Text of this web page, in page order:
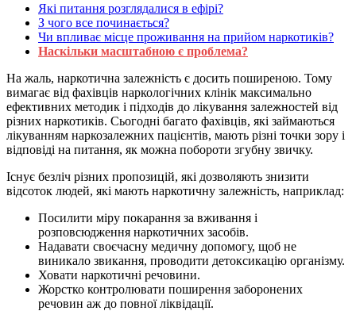
Які питання розглядалися в ефірі?
З чого все починається?
Чи впливає місце проживання на прийом наркотиків?
Наскільки масштабною є проблема?
На жаль, наркотична залежність є досить поширеною. Тому
вимагає від фахівців наркологічних клінік максимально
ефективних методик і підходів до лікування залежностей від
різних наркотиків. Сьогодні багато фахівців, які займаються
лікуванням наркозалежних пацієнтів, мають різні точки зору і
відповіді на питання, як можна побороти згубну звичку.
Існує безліч різних пропозицій, які дозволяють знизити
відсоток людей, які мають наркотичну залежність, наприклад:
Посилити міру покарання за вживання і
розповсюдження наркотичних засобів.
Надавати своєчасну медичну допомогу, щоб не
виникало звикання, проводити детоксикацію організму.
Ховати наркотичні речовини.
Жорстко контролювати поширення заборонених
речовин аж до повної ліквідації.